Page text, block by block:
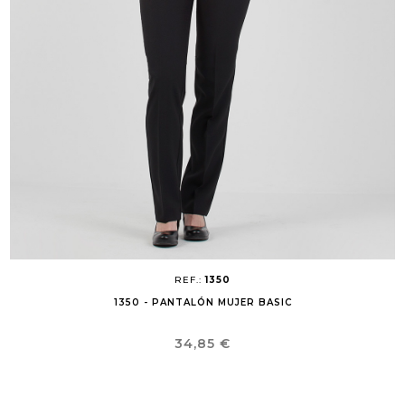
REF.:1350
1350 - PANTALÓN MUJER BASIC
Precio
34,85 €